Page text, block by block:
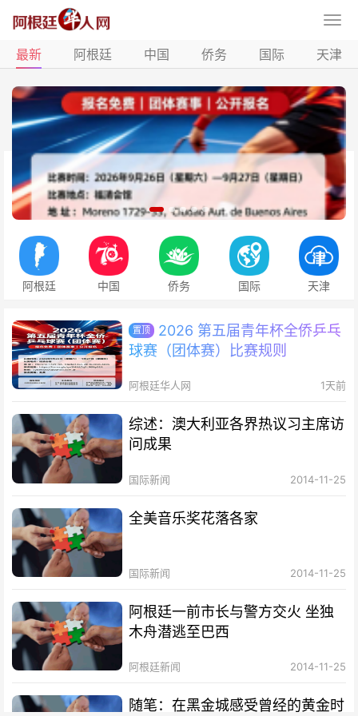
最新 阿根廷 中国 侨务 国际 天津
阿根廷 中国 侨务 国际 天津
置顶
2026 第五届青年杯全侨乒乓
球赛（团体赛）比赛规则
阿根廷华人网 1天前
综述：澳大利亚各界热议习主席访
问成果
国际新闻 2014-11-25
全美音乐奖花落各家
国际新闻 2014-11-25
阿根廷一前市长与警方交火 坐独
木舟潜逃至巴西
阿根廷新闻 2014-11-25
随笔：在黑金城感受曾经的黄金时